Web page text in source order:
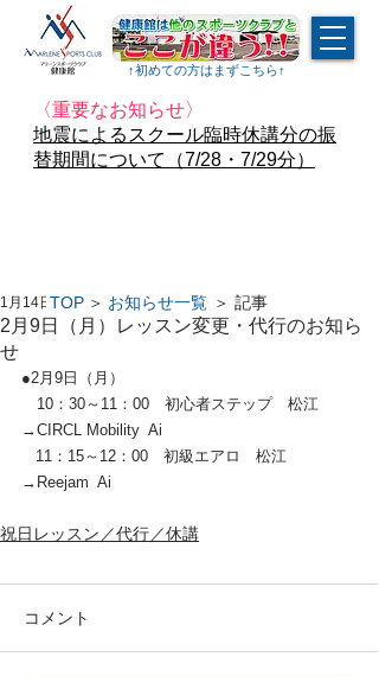
↑​初めての方はまずこちら↑
〈重要なお知らせ〉
地震によるスクール臨時休講分の振
替期間について（7/28・7/29分）
2月9日（月）レッスン変更・代行のお知ら
せ
1月14日
●2月9日（月）
10：30～11：00　初心者ステップ　松江
→CIRCL Mobility  Ai
→Reejam  Ai
祝日レッスン／代行／休講
コメント
TOP ＞ お知らせ一覧 ＞ 記事